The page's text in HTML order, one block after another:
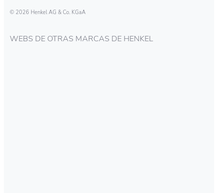
© 2026 Henkel AG & Co. KGaA
WEBS DE OTRAS MARCAS DE HENKEL